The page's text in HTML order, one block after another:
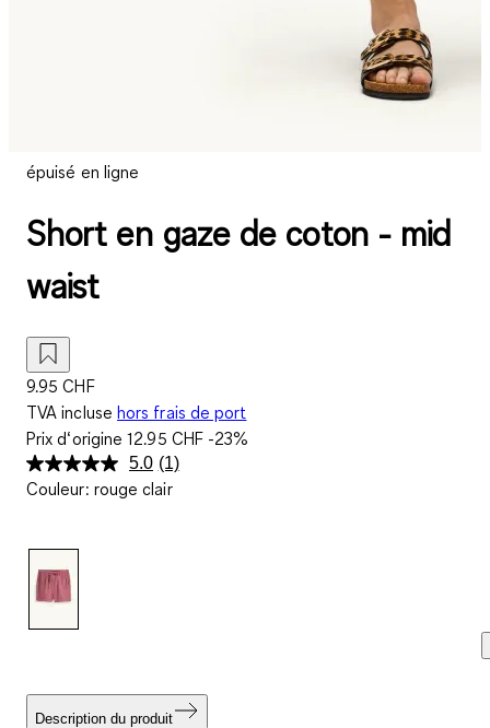
épuisé en ligne
Short en gaze de coton - mid
waist
9.95 CHF
TVA incluse hors frais de port
Prix d‘origine12.95 CHF-23%
5.0 Lire
1
(1)
Couleur: rouge clair
Description du produit